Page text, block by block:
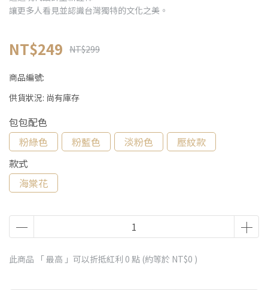
讓更多人看見並認識台灣獨特的文化之美。
NT$249 NT$299
商品編號:
供貨狀況: 尚有庫存
包包配色
粉綠色
粉藍色 淡粉色
壓紋款
款式
海棠花
此商品 「 最高 」可以折抵紅利 0 點 (約等於 NT$0 )